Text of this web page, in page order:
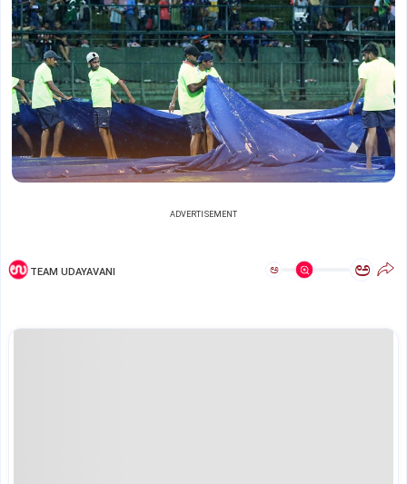
ADVERTISEMENT
TEAM UDAYAVANI ಅ ಅ